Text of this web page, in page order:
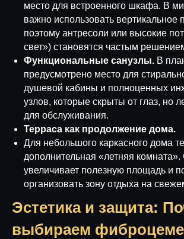
место для встроенного шкафа. В
важно использовать вертикальное
поэтому антресоли или высокие
свет») становятся частым
Функциональные санузлы. В
предусмотрено место для
душевой кабины и полноценных
узлов, которые скрыты от глаз, но
для обслуживания.
Терраса как продолжение дома.
Для небольшого каркасного дома
дополнительная «летняя комната».
увеличивает полезную площадь и
организовать зону отдыха на
Эстетика и защита:
выбираем